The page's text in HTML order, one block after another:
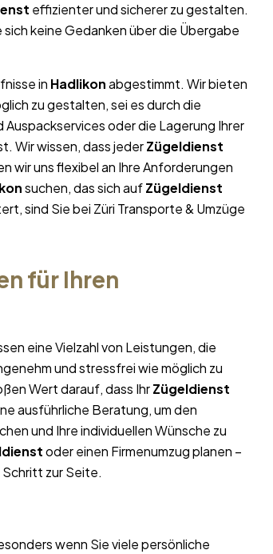
effizienter und sicherer zu gestalten.
keine Gedanken über die Übergabe
in Hadlikonabgestimmt. Wir bieten
zu gestalten, sei es durch die
oder die Lagerung Ihrer
Wir wissen, dass jederZügeldienst
wir uns flexibel an Ihre Anforderungen
suchen, das sich aufZügeldienst
sind Sie bei Züri Transporte & Umzüge
für Ihren
eine Vielzahl von Leistungen, die
und stressfrei wie möglich zu
Wert darauf, dass IhrZügeldienst
ausführliche Beratung, um den
und Ihre individuellen Wünsche zu
oder einen Firmenumzug planen –
zur Seite.
wenn Sie viele persönliche